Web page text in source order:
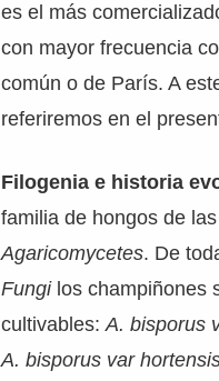
es el más
con mayor frecuencia
común o de París. A
referiremos en el
Filogenia e historia
familia de hongos de
Agaricomycetes. De
Fungilos champiñones
cultivables:A. bisporus
A. bisporus var